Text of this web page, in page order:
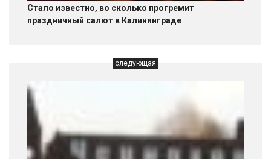
Стало известно, во сколько прогремит
праздничный салют в Калининграде
следующая